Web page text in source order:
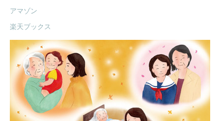
アマゾン
楽天ブックス